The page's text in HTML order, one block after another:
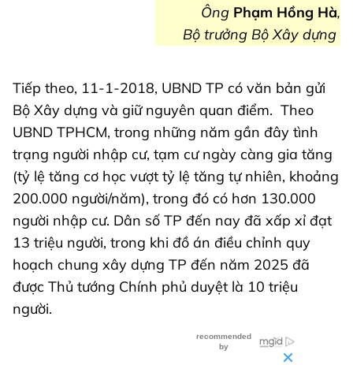
Ông Phạm Hồng Hà,
Bộ trưởng Bộ Xây dựng
Tiếp theo, 11-1-2018, UBND TP có văn bản gửi
Bộ Xây dựng và giữ nguyên quan điểm. Theo
UBND TPHCM, trong những năm gần đây tình
trạng người nhập cư, tạm cư ngày càng gia tăng
(tỷ lệ tăng cơ học vượt tỷ lệ tăng tự nhiên, khoảng
200.000 người/năm), trong đó có hơn 130.000
người nhập cư. Dân số TP đến nay đã xấp xỉ đạt
13 triệu người, trong khi đồ án điều chỉnh quy
hoạch chung xây dựng TP đến năm 2025 đã
được Thủ tướng Chính phủ duyệt là 10 triệu
người.